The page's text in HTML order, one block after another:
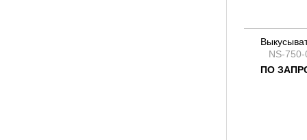
NS-750-
ПО